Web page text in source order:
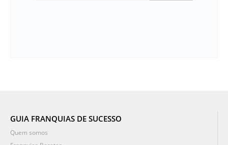
GUIA FRANQUIAS DE SUCESSO
Quem somos